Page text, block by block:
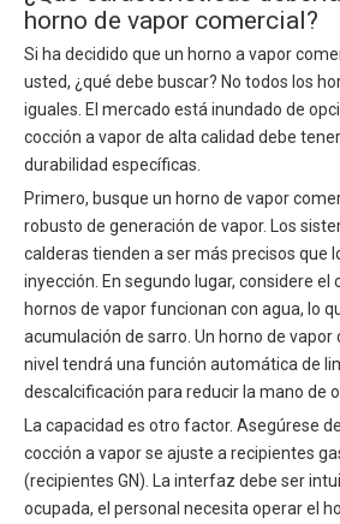
horno de vapor comercial?
Si ha decidido que un horno a vapor
usted, ¿qué debe buscar? No todos los
iguales. El mercado está inundado de
cocción a vapor de alta calidad debe
durabilidad específicas.
Primero, busque un horno de vapor
robusto de generación de vapor. Los
calderas tienden a ser más precisos que
inyección. En segundo lugar, considere el
hornos de vapor funcionan con agua, lo
acumulación de sarro. Un horno de
nivel tendrá una función automática de
descalcificación para reducir la mano de
La capacidad es otro factor. Asegúrese
cocción a vapor se ajuste a recipientes
(recipientes GN). La interfaz debe ser
ocupada, el personal necesita operar el